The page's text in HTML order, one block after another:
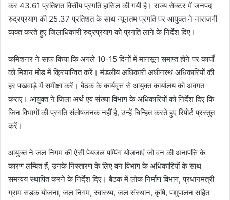
कर 43.61 प्रतिशत वित्तीय प्रगति हासिल की गयी है। राज्य सेक्टर में जनपद
रुद्रप्रयाग की 25.37 प्रतिशत के साथ न्यूनतम प्रगति पर आयुक्त ने नाराज़गी
व्यक्त करते हुए जिलाधिकारी रुद्रप्रयाग को प्रगति लाने के निर्देश दिए।
कमिशनर ने साफ किया कि अगले 10-15 दिनों में मानसून समाप्त होने पर कार्यों
को मिशन मोड में क्रियान्वित करें। मंडलीय अधिकारी अधीनस्थ अधिकारियों की
हर पखवाड़े में समीक्षा करें। बैठक के कार्यवृत्त से आयुक्त कार्यालय को अवगत
कराएं। आयुक्त ने जिला अर्थ एवं संख्या विभाग के अधिकारियों को निर्देश दिए कि
जिन विभागों की प्रगति संतोषजनक नहीं है, उन्हें चिन्हित करते हुए रिपोर्ट प्रस्तुत
करें।
आयुक्त ने जल निगम की ऐसी पेयजल पम्पिंग योजनाएं जो वन की अनापत्ति के
कारण लम्बित हैं, उनके निस्तारण के लिए वन विभाग के अधिकारियों के साथ
समन्वय स्थापित करने के निर्देश दिए। बैठक में लोक निर्माण विभाग, प्रधानमंत्री
ग्राम सड़क योजना, जल निगम, स्वास्थ्य, जल संस्थान, कृषि, पशुपालन सहित